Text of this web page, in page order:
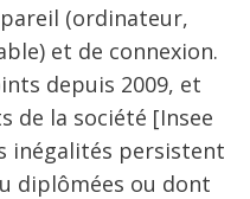
(ordinateur,
et de connexion.
depuis 2009, et
de la société [Insee
inégalités persistent
diplômées ou dont